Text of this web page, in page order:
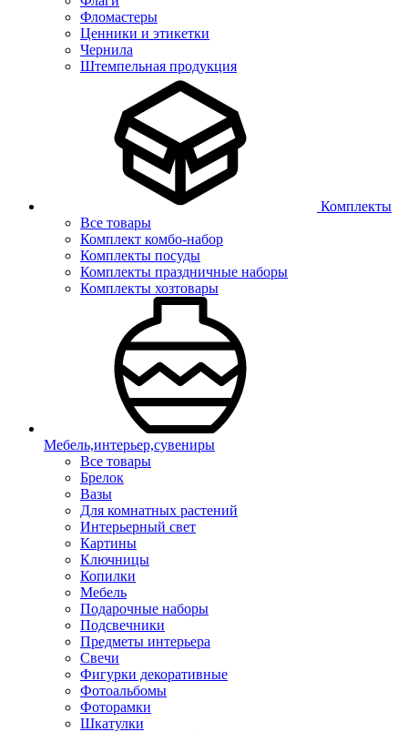
Фломастеры
Ценники и этикетки
Чернила
Штемпельная продукция
Комплекты
Все товары
Комплект комбо-набор
Комплекты посуды
Комплекты праздничные наборы
Комплекты хозтовары
Мебель,интерьер,сувениры
Все товары
Брелок
Вазы
Для комнатных растений
Интерьерный свет
Картины
Ключницы
Копилки
Мебель
Подарочные наборы
Подсвечники
Предметы интерьера
Свечи
Фигурки декоративные
Фотоальбомы
Фоторамки
Шкатулки